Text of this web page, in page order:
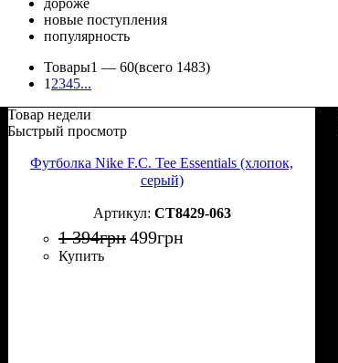
дороже
новые поступления
популярность
Товары1 — 60(всего 1483)
12345...
Товар недели
Быстрый просмотр
Футболка Nike F.C. Tee Essentials (хлопок,
cерый)
CT8429-063
1 394грн499грн
Купить